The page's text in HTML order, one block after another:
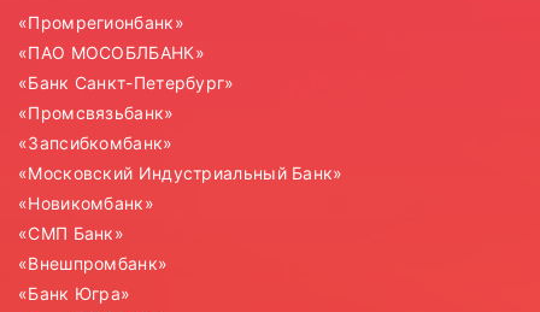
«Промрегионбанк»
«ПАО МОСОБЛБАНК»
«Банк Санкт-Петербург»
«Промсвязьбанк»
«Запсибкомбанк»
«Московский Индустриальный Банк»
«Новикомбанк»
«СМП Банк»
«Внешпромбанк»
«Банк Югра»